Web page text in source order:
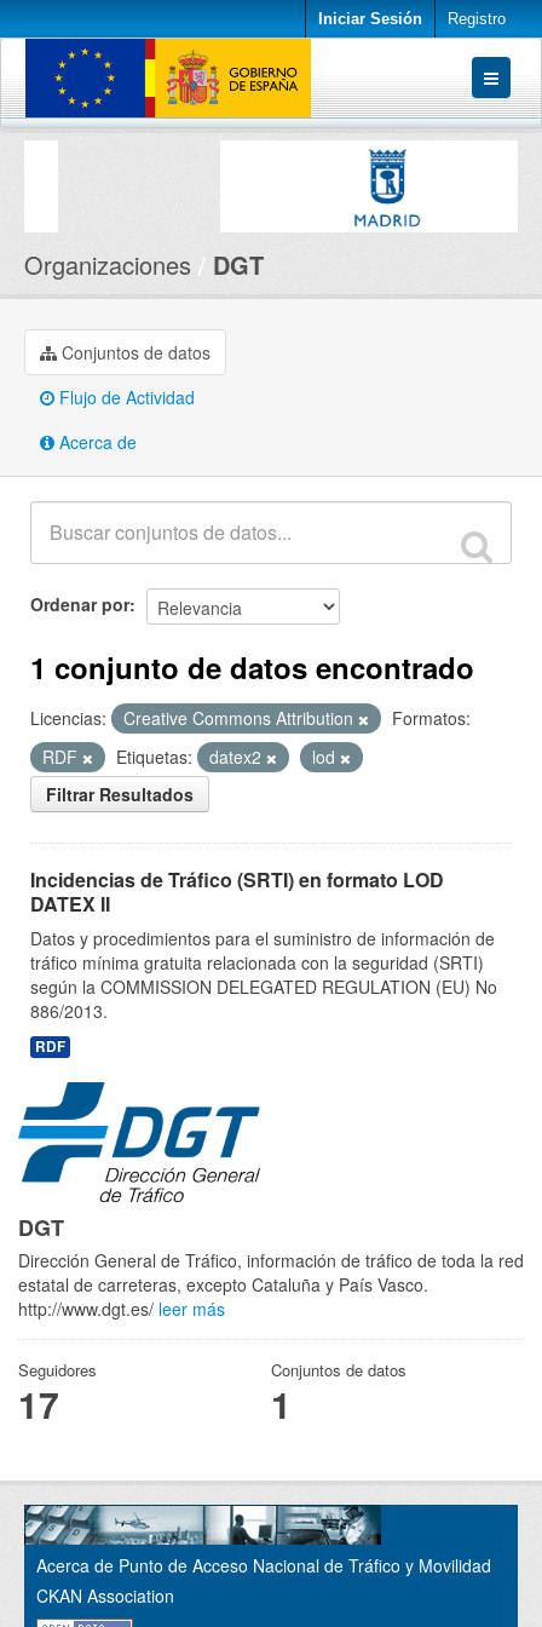
Iniciar Sesión Registro
Conjuntos de datos
Organizaciones DGT
Conjuntos de datos
Flujo de Actividad
Acerca de
Ordenar por
1 conjunto de datos encontrado
Licencias: Creative Commons Attribution
Formatos:
RDF
Etiquetas: datex2
lod
Filtrar Resultados
Incidencias de Tráfico (SRTI) en formato LOD
DATEX II
Datos y procedimientos para el suministro de información de
tráfico mínima gratuita relacionada con la seguridad (SRTI)
según la COMMISSION DELEGATED REGULATION (EU) No
886/2013.
RDF
DGT
Dirección General de Tráfico, información de tráfico de toda la red
estatal de carreteras, excepto Cataluña y País Vasco.
http://www.dgt.es/ leer más
Seguidores
17
Conjuntos de datos
1
Acerca de Punto de Acceso Nacional de Tráfico y Movilidad
CKAN Association